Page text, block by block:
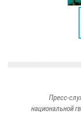
Пресс-
национальной